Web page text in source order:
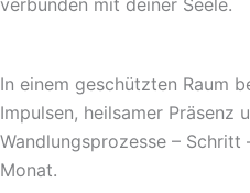
verbunden mit deiner Seele.
In einem geschützten Raum
Impulsen, heilsamer Präsenz
Wandlungsprozesse –
Monat.